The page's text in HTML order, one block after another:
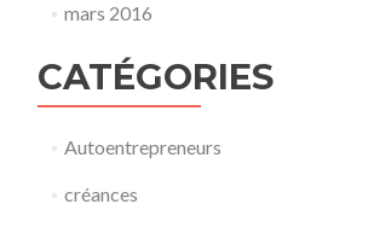
mars 2016
CATÉGORIES
Autoentrepreneurs
créances